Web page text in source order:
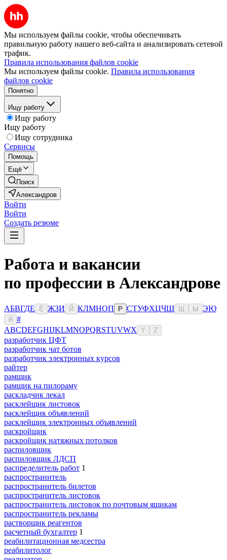
Мы используем файлы cookie, чтобы обеспечивать
правильную работу нашего веб-сайта и анализировать сетевой
трафик.
Правила использования файлов cookie
Мы используем файлы cookie. Правила использования
файлов cookie
Понятно
Ищу работу
Ищу работу
Ищу работу
Ищу сотрудника
Сервисы
Помощь
Ещё
Поиск
Александров
Войти
Войти
Создать резюме
Работа и вакансии
по профессии в Александрове
АБВГДЕ Ё ЖЗИ Й КЛМНОП Р СТУФХЦЧШ Ы ЭЮ
Я
#
ABCDEFGHIJKLMNOPQRSTUVWX Y Z
разработчик ЦФТ
разработчик чат ботов
разработчик электронных курсов
райтер
рамщик
рамщик на пилораму
раскладчик лекал
расклейщик листовок
расклейщик объявлений
расклейщик электронных объявлений
раскройщик
раскройщик натяжных потолков
распиловщик
распиловщик ЛДСП
распределитель работ 1
распространитель
распространитель билетов
распространитель листовок
распространитель листовок по почтовым ящикам
распространитель рекламы
растворщик реагентов
расчетный бухгалтер 1
реабилитационная медсестра
реабилитолог